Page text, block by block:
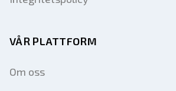
VÅR PLATTFORM
Om oss